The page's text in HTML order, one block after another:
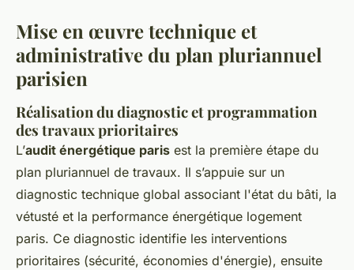
Mise en œuvre technique et
administrative du plan pluriannuel
parisien
Réalisation du diagnostic et programmation
des travaux prioritaires
L’audit énergétique paris est la première étape du
plan pluriannuel de travaux. Il s’appuie sur un
diagnostic technique global associant l'état du bâti, la
vétusté et la performance énergétique logement
paris. Ce diagnostic identifie les interventions
prioritaires (sécurité, économies d'énergie), ensuite